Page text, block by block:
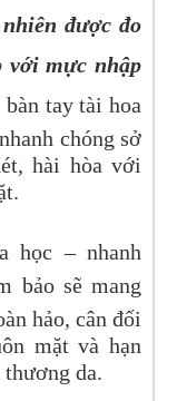
được đo
với mực nhập
tay tài hoa
chóng sở
hài hòa với
học – nhanh
bảo sẽ mang
hảo, cân đối
mặt và hạn
da.